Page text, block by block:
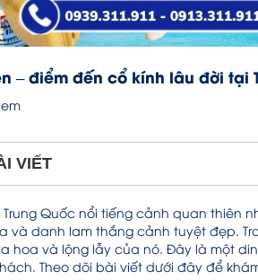
– điểm đến cổ kính lâu đời tại
VIẾT
Quốc nổi tiếng cảnh quan thiên
và danh lam thắng cảnh tuyệt đẹp.
hoa và lộng lẫy của nó. Đây là một
Theo dõi bài viết dưới đây để